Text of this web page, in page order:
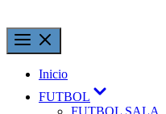
Inicio
FUTBOL
FUTBOL SALA